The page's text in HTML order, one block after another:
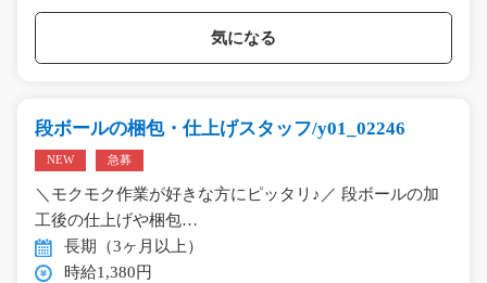
気になる
段ボールの梱包・仕上げスタッフ/y01_02246
NEW 急募
＼モクモク作業が好きな方にピッタリ♪／ 段ボールの加
工後の仕上げや梱包…
長期（3ヶ月以上）
時給1,380円